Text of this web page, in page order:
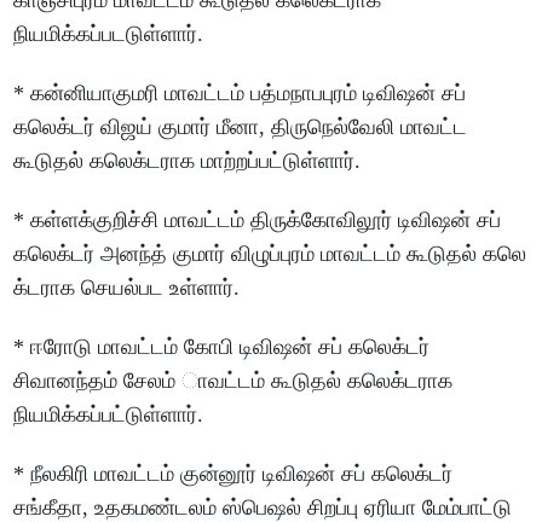
நியமிக்கப்படடுள்ளார்.
* கன்னியாகுமரி மாவட்டம் பத்மநாபபுரம் டிவிஷன் சப்
கலெக்டர் விஜய் குமார் மீனா, திருநெல்வேலி மாவட்ட
கூடுதல் கலெக்டராக மாற்றப்பட்டுள்ளார்.
* கள்ளக்குறிச்சி மாவட்டம் திருக்கோவிலூர் டிவிஷன் சப்
கலெக்டர் அனந்த் குமார் விழுப்புரம் மாவட்டம் கூடுதல் கலெ
க்டராக செயல்பட உள்ளார்.
* ஈரோடு மாவட்டம் கோபி டிவிஷன் சப் கலெக்டர்
சிவானந்தம் சேலம் ாவட்டம் கூடுதல் கலெக்டராக
நியமிக்கப்பட்டுள்ளார்.
* நீலகிரி மாவட்டம் குன்னூர் டிவிஷன் சப் கலெக்டர்
சங்கீதா, உதகமண்டலம் ஸ்பெஷல் சிறப்பு ஏரியா மேம்பாட்டு